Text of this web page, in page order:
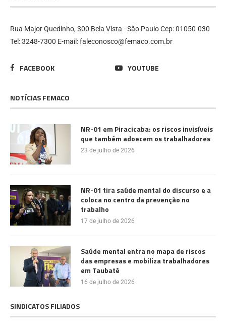
Rua Major Quedinho, 300 Bela Vista - São Paulo Cep: 01050-030
Tel: 3248-7300 E-mail: faleconosco@femaco.com.br
FACEBOOK YOUTUBE
NOTÍCIAS FEMACO
NR-01 em Piracicaba: os riscos invisíveis
que também adoecem os trabalhadores
23 de julho de 2026
NR-01 tira saúde mental do discurso e a
coloca no centro da prevenção no
trabalho
17 de julho de 2026
Saúde mental entra no mapa de riscos
das empresas e mobiliza trabalhadores
em Taubaté
16 de julho de 2026
SINDICATOS FILIADOS